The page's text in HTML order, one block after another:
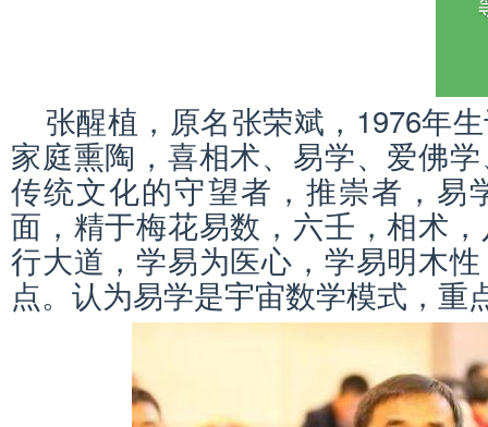
张醒植，原名张荣斌，1976年
家庭熏陶，喜相术、易学、爱佛
传统文化的守望者，推崇者，易
面，精于梅花易数，六壬，相术
行大道，学易为医心，学易明木
点。认为易学是宇宙数学模式，重